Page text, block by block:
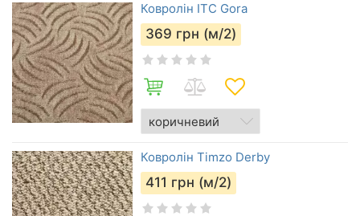
Ковролін ITC Gora
369 грн (м/2)
Ковролін Timzo Derby
411 грн (м/2)